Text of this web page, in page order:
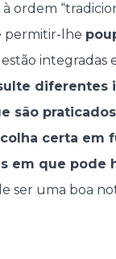
ordem
permitir-lhe
integradas
diferentes
são praticados
certa em
em que pode
ser uma boa